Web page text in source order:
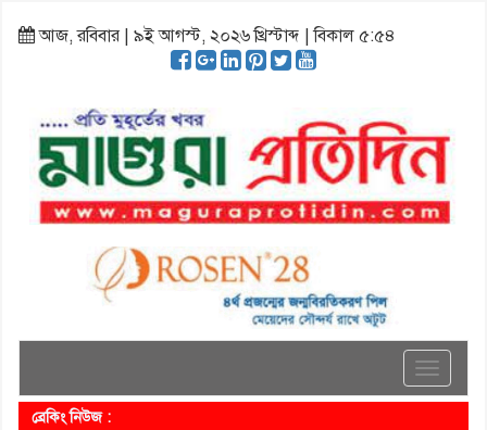
আজ, রবিবার | ৯ই আগস্ট, ২০২৬ খ্রিস্টাব্দ | বিকাল ৫:৫৪
Toggle
ব্রেকিং নিউজ :